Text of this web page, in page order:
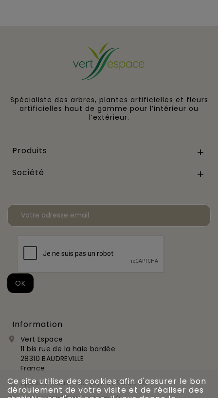
Spécialiste des arbres, plantes artificielles et fleurs
artificielles haut de gamme pour l’intérieur ou
l’extérieur.
Produits 
Société 
Information

Vert Espace
11 bis rue de la haie bardée
28310 BAUDREVILLE
France
 Appelez-nous :+33 (0)2 37 99 54 56
Ce site utilise des cookies afin d'assurer le bon
déroulement de votre visite et de réaliser des